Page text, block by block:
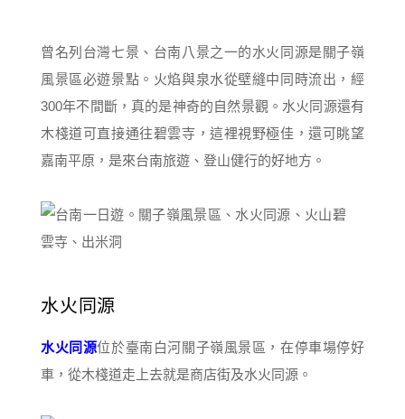
曾名列台灣七景、台南八景之一的水火同源是關子嶺
風景區必遊景點。火焰與泉水從壁縫中同時流出，經
300年不間斷，真的是神奇的自然景觀。水火同源還有
木棧道可直接通往碧雲寺，這裡視野極佳，還可眺望
嘉南平原，是來台南旅遊、登山健行的好地方。
水火同源
水火同源位於臺南白河關子嶺風景區，在停車場停好
車，從木棧道走上去就是商店街及水火同源。